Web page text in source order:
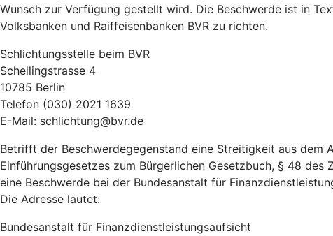
Wunsch zur Verfügung gestellt wird. Die Beschwerde ist in
Volksbanken und Raiffeisenbanken BVR zu richten.
Schlichtungsstelle beim BVR
Schellingstrasse 4
10785 Berlin
Telefon (030) 2021 1639
E-Mail: schlichtung@bvr.de
Betrifft der Beschwerdegegenstand eine Streitigkeit aus dem
Einführungsgesetzes zum Bürgerlichen Gesetzbuch, § 48
eine Beschwerde bei der Bundesanstalt für
Die Adresse lautet:
Bundesanstalt für Finanzdienstleistungsaufsicht